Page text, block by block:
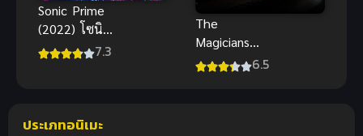
Sonic Prime
(2022) โซนิค
ไพรม์ พากย์7.3
The
Magicians
Elephant 6.5
ประเภทอนิเมะ